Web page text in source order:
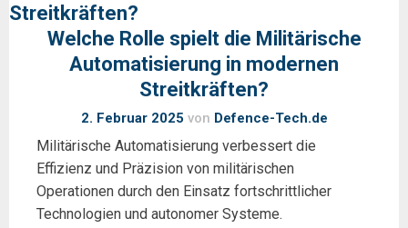
Streitkräften?
Welche Rolle spielt die Militärische
Automatisierung in modernen
Streitkräften?
2. Februar 2025 von Defence-Tech.de
Militärische Automatisierung verbessert die
Effizienz und Präzision von militärischen
Operationen durch den Einsatz fortschrittlicher
Technologien und autonomer Systeme.